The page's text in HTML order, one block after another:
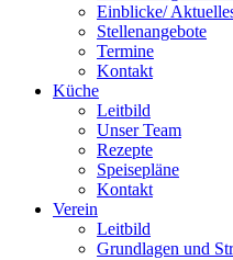
Einblicke/
Stellenangebote
Termine
Kontakt
Küche
Leitbild
Unser Team
Rezepte
Speisepläne
Kontakt
Verein
Leitbild
Grundlagen und